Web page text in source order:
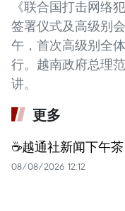
《联合国打击网络
签署仪式及高级别
午，首次高级别全
行。越南政府总理
讲。
更多
☕️越通社新闻下午茶
08/08/2026 12:12